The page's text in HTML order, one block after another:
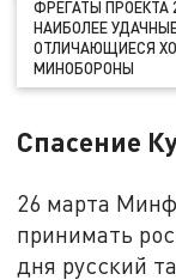
ФРЕГАТЫ ПРОЕКТА
НАИБОЛЕЕ
ОТЛИЧАЮЩИЕСЯ
МИНОБОРОНЫ
Спасение
26 марта
принимать
дня русский